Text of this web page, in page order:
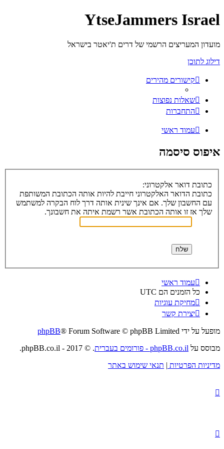
YtseJammers Israel
מועדון המעריצים הרשמי של דרים ת'יאטר בישראל
דילוג לתוכן
קישורים מהירים
שאלות נפוצות
התחברות
עמוד ראשי
איפוס סיסמה
כתובת דואר אלקטרוני:
כתובת הדואר האלקטרוני חייבת להיות אותה הכתובת המשותפת
עם החשבון שלך. אם אינך שינית אותה דרך לוח הבקרה למשתמש
שלך אז זו אותה הכתובת אשר רשמת איתה את חשבונך.
עמוד ראשי
כל הזמנים הם UTC
מחיקת עוגיות
יצירת קשר
מופעל על ידי phpBB® Forum Software © phpBB Limited
מבוסס על phpBB.co.il - פורומים בעברית
. © 2017 - phpBB.co.il.
מדיניות הפרטיות | תנאי שימוש באתר